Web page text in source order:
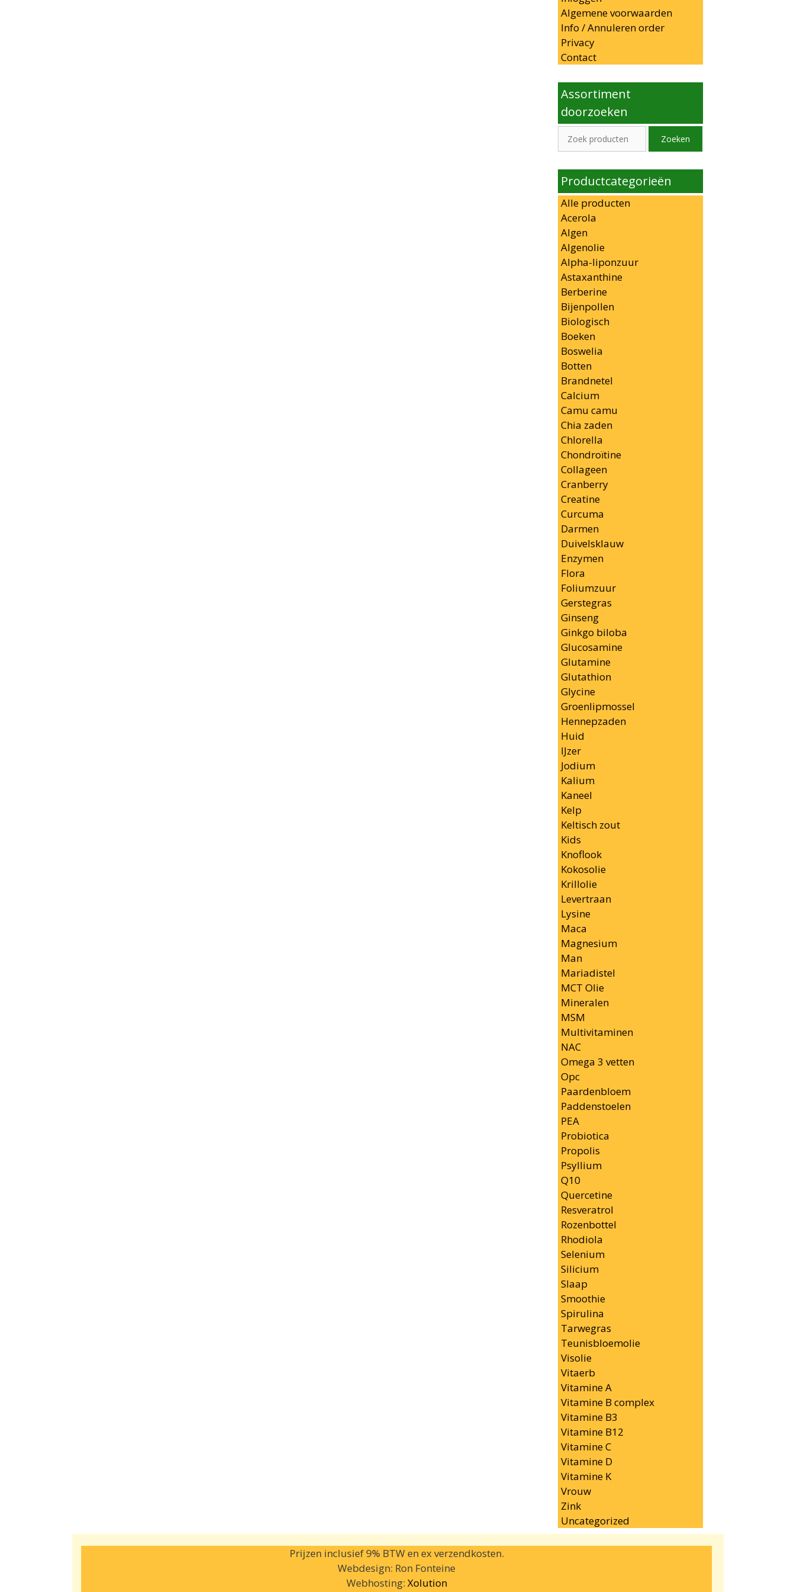
Algemene voorwaarden
Info / Annuleren order
Privacy
Contact
Assortiment
doorzoeken
Zoeken
naar:
Zoeken
Productcategorieën
Alle producten
Acerola
Algen
Algenolie
Alpha-liponzuur
Astaxanthine
Berberine
Bijenpollen
Biologisch
Boeken
Boswelia
Botten
Brandnetel
Calcium
Camu camu
Chia zaden
Chlorella
Chondroïtine
Collageen
Cranberry
Creatine
Curcuma
Darmen
Duivelsklauw
Enzymen
Flora
Foliumzuur
Gerstegras
Ginseng
Ginkgo biloba
Glucosamine
Glutamine
Glutathion
Glycine
Groenlipmossel
Hennepzaden
Huid
IJzer
Jodium
Kalium
Kaneel
Kelp
Keltisch zout
Kids
Knoflook
Kokosolie
Krillolie
Levertraan
Lysine
Maca
Magnesium
Man
Mariadistel
MCT Olie
Mineralen
MSM
Multivitaminen
NAC
Omega 3 vetten
Opc
Paardenbloem
Paddenstoelen
PEA
Probiotica
Propolis
Psyllium
Q10
Quercetine
Resveratrol
Rozenbottel
Rhodiola
Selenium
Silicium
Slaap
Smoothie
Spirulina
Tarwegras
Teunisbloemolie
Visolie
Vitaerb
Vitamine A
Vitamine B complex
Vitamine B3
Vitamine B12
Vitamine C
Vitamine D
Vitamine K
Vrouw
Zink
Uncategorized
Prijzen inclusief 9% BTW en ex verzendkosten.
Webdesign: Ron Fonteine
Webhosting: Xolution